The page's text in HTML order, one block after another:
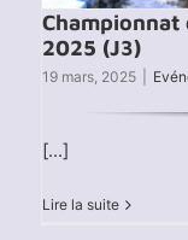
Championnat
2025 (J3)
19 mars, 2025
[...]
Lire la suite